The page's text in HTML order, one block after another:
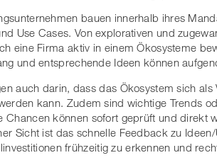
bauen innerhalb ihres
Use Cases. Von explorativen und
eine Firma aktiv in einem Ökosysteme
und entsprechende Ideen können
auch darin, dass das Ökosystem sich
kann. Zudem sind wichtige Trends
Chancen können sofort geprüft und direkt
Sicht ist das schnelle Feedback zu
frühzeitig zu erkennen und